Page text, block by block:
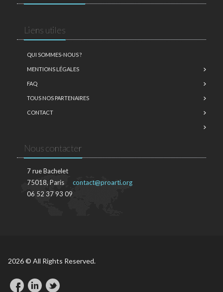
Liens utiles
QUI SOMMES-NOUS ?
MENTIONS LÉGALES
FAQ
TOUS NOS PARTENAIRES
CONTACT
Nous contacter
7 rue Bachelet
75018, Paris
06 52 37 93 09
contact@proarti.org
2026 © All Rights Reserved.